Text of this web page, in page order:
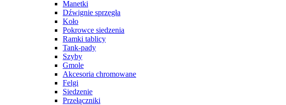
Manetki
Dźwignie sprzęgła
Koło
Pokrowce siedzenia
Ramki tablicy
Tank-pady
Szyby
Gmole
Akcesoria chromowane
Felgi
Siedzenie
Przełączniki